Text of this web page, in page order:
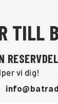
TILL
vi dig!